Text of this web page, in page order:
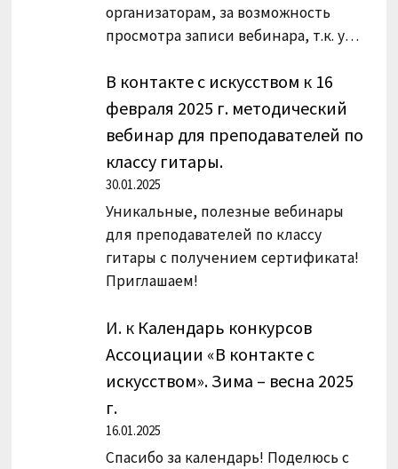
организаторам, за возможность
просмотра записи вебинара, т.к. у…
В контакте с искусством к 16
февраля 2025 г. методический
вебинар для преподавателей по
классу гитары.
30.01.2025
Уникальные, полезные вебинары
для преподавателей по классу
гитары с получением сертификата!
Приглашаем!
И. к Календарь конкурсов
Ассоциации «В контакте с
искусством». Зима – весна 2025
г.
16.01.2025
Спасибо за календарь! Поделюсь с